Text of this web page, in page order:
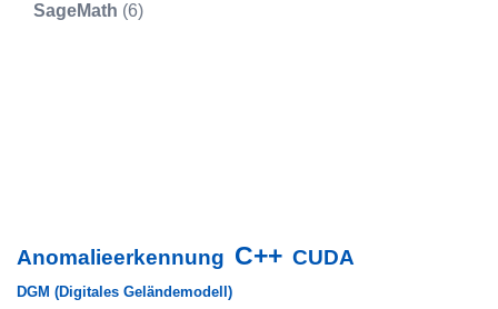
SageMath (6)
Anomalieerkennung C++ CUDA
DGM (Digitales Geländemodell)